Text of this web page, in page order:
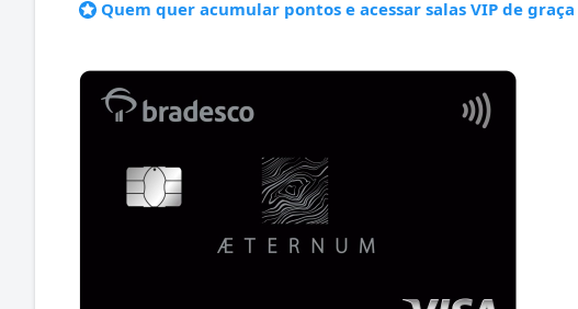
Quem quer acumular pontos e acessar salas VIP de graça